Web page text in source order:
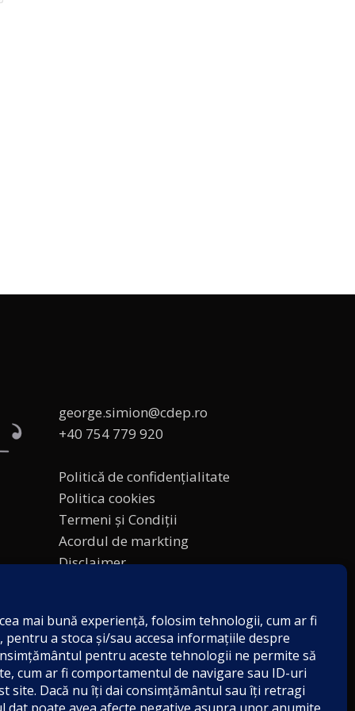
george.simion@cdep.ro
+40 754 779 920
Politică de confidențialitate
Politica cookies
Termeni și Condiții
Acordul de markting
Disclaimer